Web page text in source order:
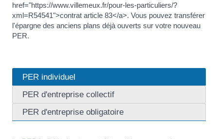
href="https://www.villemeux.fr/pour-les-particuliers/?
xml=R54541">contrat article 83</a>. Vous pouvez transférer
l'épargne des anciens plans déjà ouverts sur votre nouveau
PER.
PER individuel
PER d'entreprise collectif
PER d'entreprise obligatoire